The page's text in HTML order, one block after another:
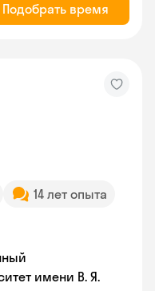
Подобрать время
14 лет опыта
имени В. Я.